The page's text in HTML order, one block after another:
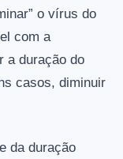
o vírus do
com a
a duração do
casos, diminuir
da duração